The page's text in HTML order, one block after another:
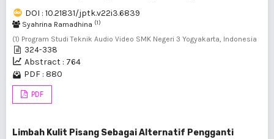
DOI : 10.21831/jptk.v22i3.6839
Syahrina Ramadhina (1)
(1) Program Studi Teknik Audio Video SMK Negeri 3 Yogyakarta, Indonesia
324-338
Abstract : 764
PDF : 880
PDF
Limbah Kulit Pisang Sebagai Alternatif Pengganti